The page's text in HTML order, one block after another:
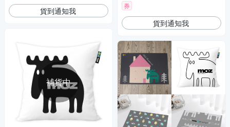
貨到通知我
補貨中
券
貨到通知我